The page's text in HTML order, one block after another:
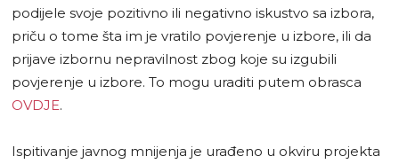
podijele svoje pozitivno ili negativno iskustvo sa izbora,
priču o tome šta im je vratilo povjerenje u izbore, ili da
prijave izbornu nepravilnost zbog koje su izgubili
povjerenje u izbore. To mogu uraditi putem obrasca
OVDJE.
Ispitivanje javnog mnijenja je urađeno u okviru projekta